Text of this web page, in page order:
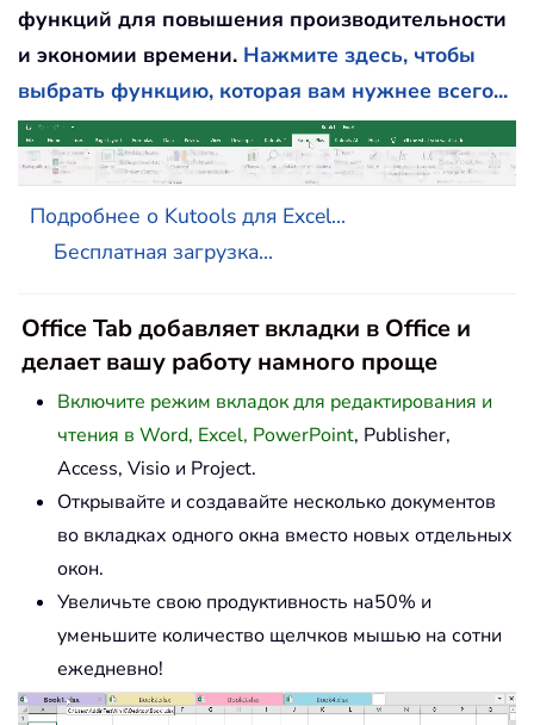
функций для повышения производительности
и экономии времени. Нажмите здесь, чтобы
выбрать функцию, которая вам нужнее всего...
Подробнее о Kutools для Excel...
Бесплатная загрузка...
Office Tab добавляет вкладки в Office и
делает вашу работу намного проще
Включите режим вкладок для редактирования и
чтения в Word, Excel, PowerPoint, Publisher,
Access, Visio и Project.
Открывайте и создавайте несколько документов
во вкладках одного окна вместо новых отдельных
окон.
Увеличьте свою продуктивность на50% и
уменьшите количество щелчков мышью на сотни
ежедневно!